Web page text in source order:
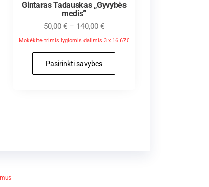
Gintaras Tadauskas „Gyvybės
medis”
50,00€ – 140,00€
Mokėkite trimis lygiomis dalimis 3 x 16.67€
Pasirinkti savybes